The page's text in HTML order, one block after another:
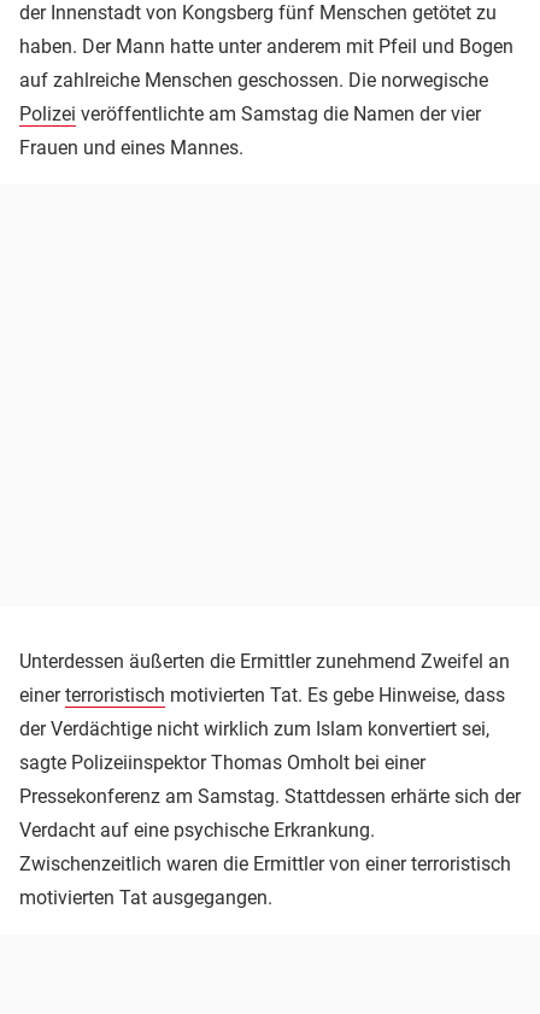
der Innenstadt von Kongsberg fünf Menschen getötet zu
haben. Der Mann hatte unter anderem mit Pfeil und Bogen
auf zahlreiche Menschen geschossen. Die norwegische
Polizei veröffentlichte am Samstag die Namen der vier
Frauen und eines Mannes.
Unterdessen äußerten die Ermittler zunehmend Zweifel an
einerterroristisch motivierten Tat. Es gebe Hinweise, dass
der Verdächtige nicht wirklich zum Islam konvertiert sei,
sagte Polizeiinspektor Thomas Omholt bei einer
Pressekonferenz am Samstag. Stattdessen erhärte sich der
Verdacht auf eine psychische Erkrankung.
Zwischenzeitlich waren die Ermittler von einer terroristisch
motivierten Tat ausgegangen.